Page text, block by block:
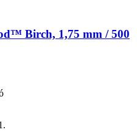
Birch, 1,75 mm / 500